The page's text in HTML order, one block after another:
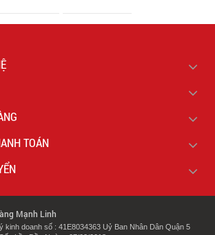
TOÁN
Mạnh Linh
kinh doanh số : 41E8034363 Uỷ Ban Nhân Dân Quận 5